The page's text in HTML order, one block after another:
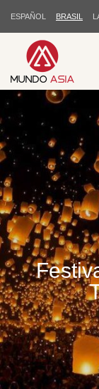
ESPAÑOL BRASIL